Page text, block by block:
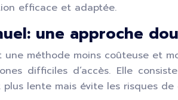
efficace et adaptée.
une approche
une méthode moins coûteuse et
difficiles d’accès. Elle
plus lente mais évite les risques de